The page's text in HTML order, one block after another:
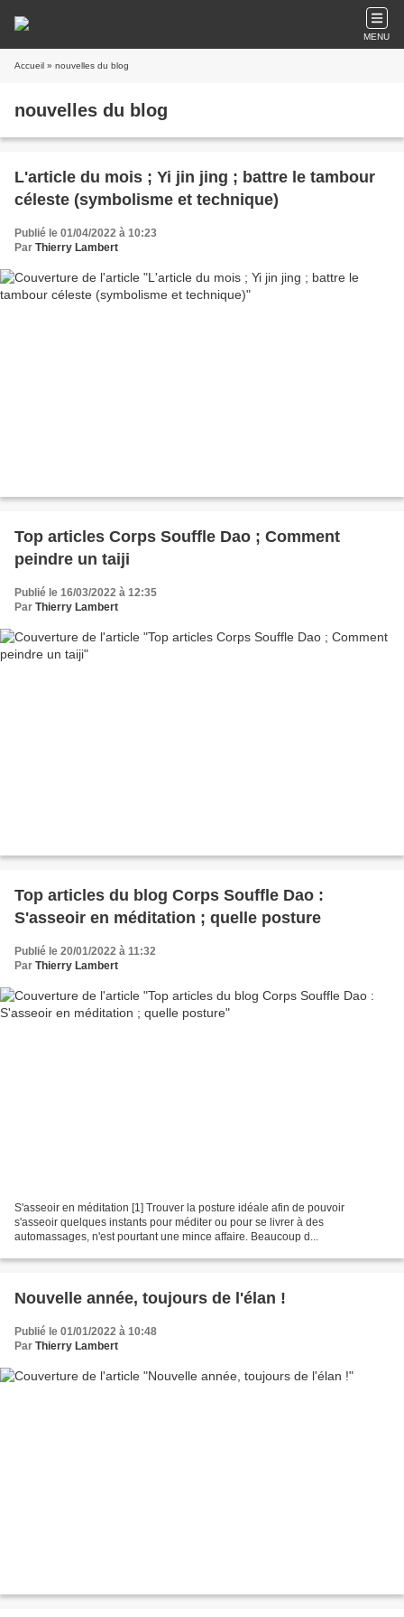
MENU
Accueil » nouvelles du blog
nouvelles du blog
L'article du mois ; Yi jin jing ; battre le tambour
céleste (symbolisme et technique)
Publié le 01/04/2022 à 10:23
Par Thierry Lambert
Top articles Corps Souffle Dao ; Comment
peindre un taiji
Publié le 16/03/2022 à 12:35
Par Thierry Lambert
Top articles du blog Corps Souffle Dao :
S'asseoir en méditation ; quelle posture
Publié le 20/01/2022 à 11:32
Par Thierry Lambert
S'asseoir en méditation [1] Trouver la posture idéale afin de pouvoir
s'asseoir quelques instants pour méditer ou pour se livrer à des
automassages, n'est pourtant une mince affaire. Beaucoup d...
Nouvelle année, toujours de l'élan !
Publié le 01/01/2022 à 10:48
Par Thierry Lambert